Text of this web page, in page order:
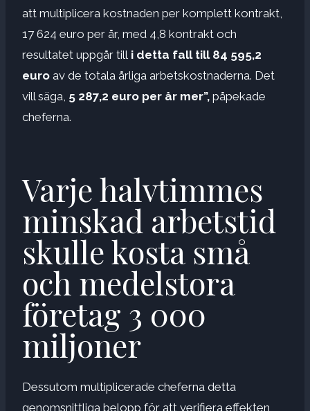
att multiplicera kostnaden per komplett kontrakt,
17 624 euro per år, med 4,8 kontrakt och
resultatet uppgår till i detta fall till 84 595,2
euro av de totala årliga arbetskostnaderna. Det
vill säga, 5 287,2 euro per år mer”, påpekade
cheferna.
Varje halvtimmes
minskad arbetstid
skulle kosta små
och medelstora
företag 3 000
miljoner
Dessutom multiplicerade cheferna detta
genomsnittliga belopp för att verifiera effekten